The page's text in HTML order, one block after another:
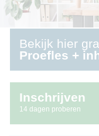
Bekijk hier
Proefles +
Inschrijven
14 dagen proberen